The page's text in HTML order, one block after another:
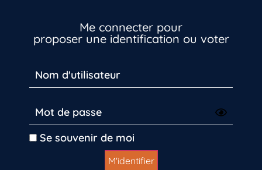
Me connecter pour
proposer une identification ou voter
Se souvenir de moi
Vous n’êtes pas encore inscrit à Biolit ?
Inscrivez-vous dès maintenant